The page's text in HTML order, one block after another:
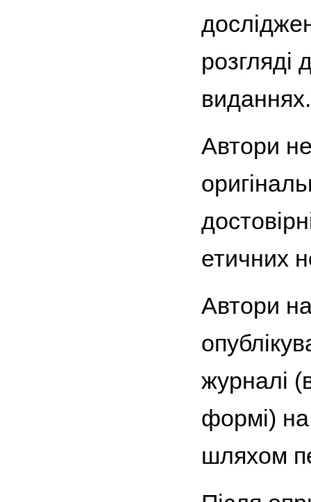
розгляді
виданнях.
Автори
етичних
Автори
журналі
формі) на
шляхом